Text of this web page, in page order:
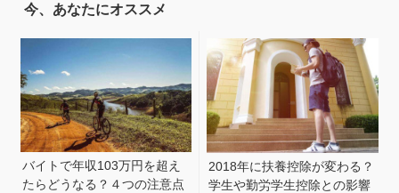
今、あなたにオススメ
バイトで年収103万円を超え
たらどうなる？４つの注意点
2018年に扶養控除が変わる？
学生や勤労学生控除との影響